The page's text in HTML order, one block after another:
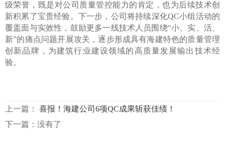
级荣誉，既是对公司质量管控能力的肯定，也为后续技术创
新积累了宝贵经验。下一步，公司将持续深化QC小组活动的
覆盖面与实效性，鼓励更多一线技术人员围绕“小、实、活、
新”的痛点问题开展攻关，逐步形成具有海建特色的质量管理
创新品牌，为建筑行业建设领域的高质量发展输出技术经
验。
上一篇： 喜报！海建公司6项QC成果斩获佳绩！
下一篇：没有了